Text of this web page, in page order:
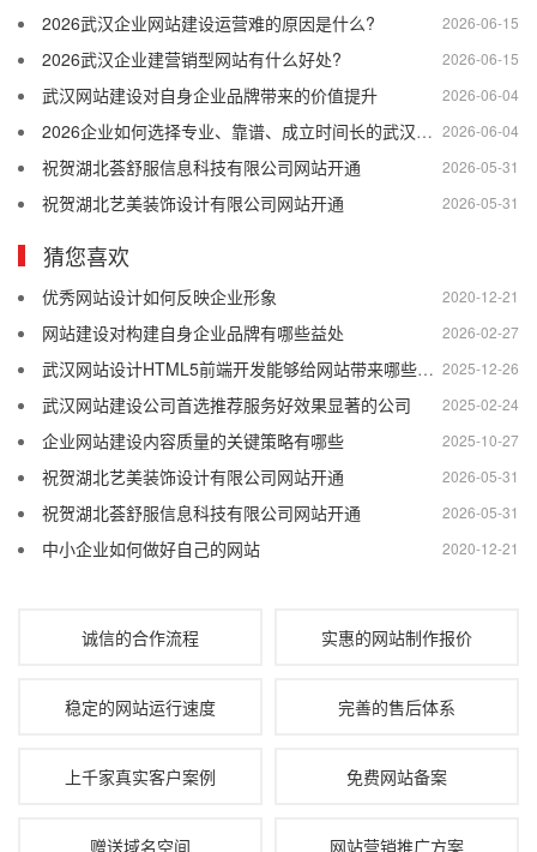
2026-06-15
2026武汉企业网站建设运营难的原因是什么?
2026-06-15
2026武汉企业建营销型网站有什么好处?
2026-06-04
武汉网站建设对自身企业品牌带来的价值提升
2026-06-04
2026企业如何选择专业、靠谱、成立时间长的武汉网站建设公司
2026-05-31
祝贺湖北荟舒服信息科技有限公司网站开通
2026-05-31
祝贺湖北艺美装饰设计有限公司网站开通
猜您喜欢
2020-12-21
优秀网站设计如何反映企业形象
2026-02-27
网站建设对构建自身企业品牌有哪些益处
2025-12-26
武汉网站设计HTML5前端开发能够给网站带来哪些优势
2025-02-24
武汉网站建设公司首选推荐服务好效果显著的公司
2025-10-27
企业网站建设内容质量的关键策略有哪些
2026-05-31
祝贺湖北艺美装饰设计有限公司网站开通
2026-05-31
祝贺湖北荟舒服信息科技有限公司网站开通
2020-12-21
中小企业如何做好自己的网站
诚信的合作流程 实惠的网站制作报价
稳定的网站运行速度 完善的售后体系
上千家真实客户案例 免费网站备案
赠送域名空间 网站营销推广方案